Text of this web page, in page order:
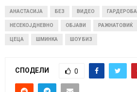
АНАСТАСИЈА БЕЗ ВИДЕО ГАРДЕРОБА
НЕСЕКОЈДНЕВНО ОБЈАВИ РАЖНАТОВИЌ
ЦЕЦА ШМИНКА ШОУ БИЗ
СПОДЕЛИ 0